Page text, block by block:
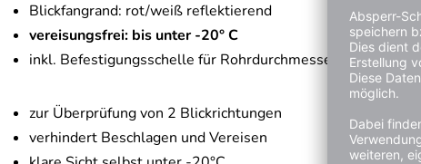
Blickfangrand: rot/weiß reflektierend
vereisungsfrei: bis unter -20° C
inkl. Befestigungsschelle für Rohrdurchmesser 60 - 90 mm
zur Überprüfung von 2 Blickrichtungen
verhindert Beschlagen und Vereisen